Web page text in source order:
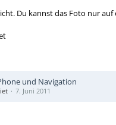
Du kannst das Foto nur
und Navigation
7. Juni 2011